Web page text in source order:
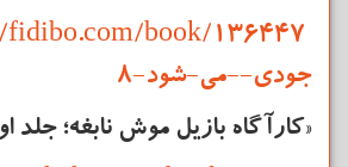
جودی--می-شود-8
«کارآگاه بازیل موش نابغه؛ جلد